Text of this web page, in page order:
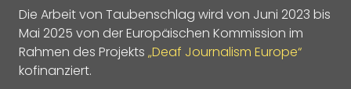
Die Arbeit von Taubenschlag wird von Juni 2023 bis
Mai 2025 von der Europäischen Kommission im
Rahmen des Projekts „Deaf Journalism Europe“
kofinanziert.